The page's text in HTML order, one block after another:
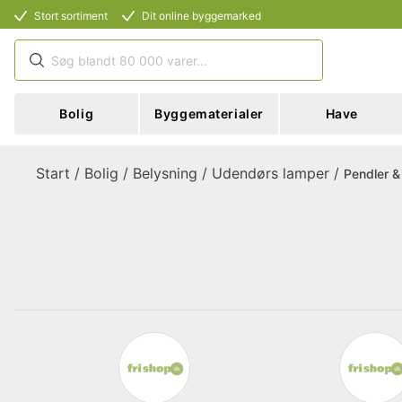
Stort sortiment Dit online byggemarked
Bolig Byggematerialer Have
Start / Bolig / Belysning / Udendørs lamper / Pendler